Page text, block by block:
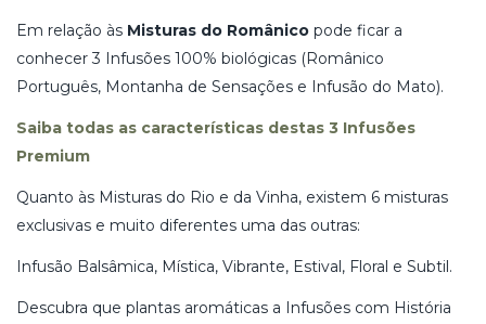
Em relação às Misturas do Românico pode ficar a
conhecer 3 Infusões 100% biológicas (Românico
Português, Montanha de Sensações e Infusão do Mato).
Saiba todas as características destas 3 Infusões
Premium
Quanto às Misturas do Rio e da Vinha, existem 6 misturas
exclusivas e muito diferentes uma das outras:
Infusão Balsâmica, Mística, Vibrante, Estival, Floral e Subtil.
Descubra que plantas aromáticas a Infusões com História